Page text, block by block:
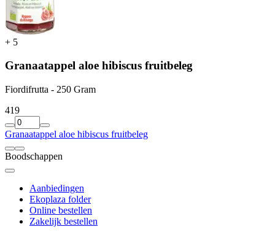
+ 5
Granaatappel aloe hibiscus fruitbeleg
Fiordifrutta - 250 Gram
419
Granaatappel aloe hibiscus fruitbeleg
Boodschappen
Aanbiedingen
Ekoplaza folder
Online bestellen
Zakelijk bestellen